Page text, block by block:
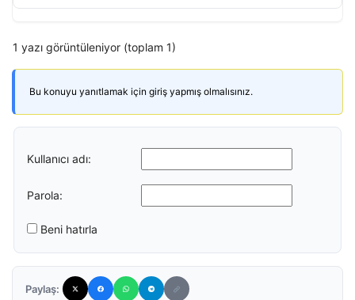
1 yazı görüntüleniyor (toplam 1)
Bu konuyu yanıtlamak için giriş yapmış olmalısınız.
Kullanıcı adı:
Parola:
Beni hatırla
Paylaş: